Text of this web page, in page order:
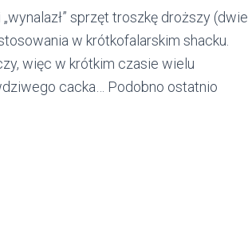
„wynalazł” sprzęt troszkę droższy (dwie
w krótkofalarskim shacku.
więc w krótkim czasie wielu
cacka… Podobno ostatnio